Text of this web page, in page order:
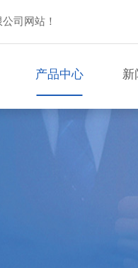
司网站！
产品中心 新